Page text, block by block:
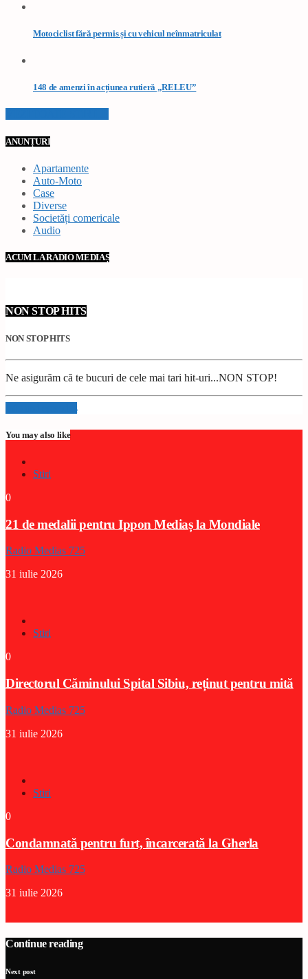
Motociclist fără permis și cu vehicul neînmatriculat
148 de amenzi în acțiunea rutieră „RELEU”
ANUNȚURI
Apartamente
Auto-Moto
Case
Diverse
Societăți comericale
Audio
ACUM LA RADIO MEDIAȘ
NON STOP HITS
NON STOP HITS
Ne asigurăm că te bucuri de cele mai tari hit-uri...NON STOP!
Info and episodes
You may also like
Stiri
0
21 de medalii pentru Ippon Mediaș la Mondiale
Radio Medias 725
31 iulie 2026
Stiri
0
Directorul Căminului Spital Sibiu, reținut pentru mită
Radio Medias 725
31 iulie 2026
Stiri
0
Condamnată pentru furt, încarcerată la Gherla
Radio Medias 725
31 iulie 2026
Continue reading
Next post